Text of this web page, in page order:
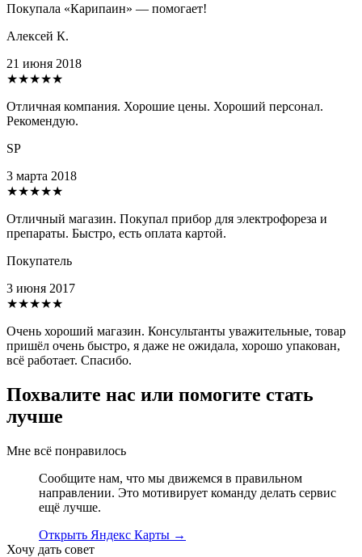
Покупала «Карипаин» — помогает!
Алексей К.
21 июня 2018
★★★★★
Отличная компания. Хорошие цены. Хороший персонал.
Рекомендую.
SP
3 марта 2018
★★★★★
Отличный магазин. Покупал прибор для электрофореза и
препараты. Быстро, есть оплата картой.
Покупатель
3 июня 2017
★★★★★
Очень хороший магазин. Консультанты уважительные, товар
пришёл очень быстро, я даже не ожидала, хорошо упакован,
всё работает. Спасибо.
Похвалите нас или помогите стать
лучше
Мне всё понравилось
Сообщите нам, что мы движемся в правильном
направлении. Это мотивирует команду делать сервис
ещё лучше.
Открыть Яндекс Карты →
Хочу дать совет